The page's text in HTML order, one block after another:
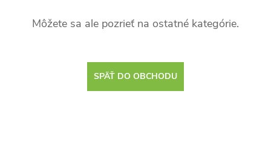
Môžete sa ale pozrieť na ostatné kategórie.
SPÄŤ DO OBCHODU